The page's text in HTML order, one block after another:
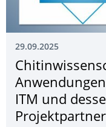
29.09.2025
ITM und
Projektpartner